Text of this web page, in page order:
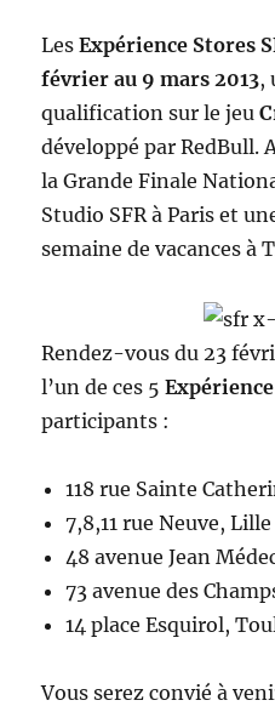
LesExpérience Stores
février au 9 mars 2013,
qualification sur le jeu
développé par RedBull.
la Grande Finale
Studio SFR à Paris et
semaine de vacances à
Rendez-vous du 23
l’un de ces 5
participants :
118 rue Sainte
7,8,11 rue Neuve, Lille
48 avenue Jean
73 avenue des
14 place Esquirol,
Vous serez convié à